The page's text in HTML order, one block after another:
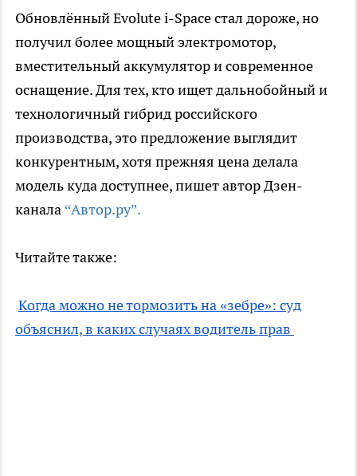
Обновлённый Evolute i-Space стал дороже, но
получил более мощный электромотор,
вместительный аккумулятор и современное
оснащение. Для тех, кто ищет дальнобойный и
технологичный гибрид российского
производства, это предложение выглядит
конкурентным, хотя прежняя цена делала
модель куда доступнее, пишет автор Дзен-
канала “Автор.ру”.
Читайте также:
Когда можно не тормозить на «зебре»: суд
объяснил, в каких случаях водитель прав